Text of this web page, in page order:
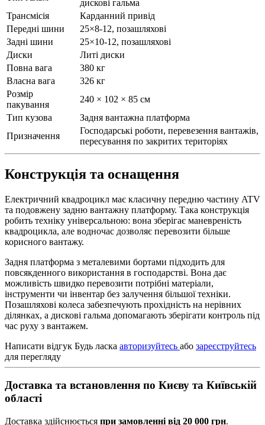
дискові гальма
Трансмісія
Карданний привід
Передні шини
25×8-12, позашляхові
Задні шини
25×10-12, позашляхові
Диски
Литі диски
Повна вага
380 кг
Власна вага
326 кг
Розмір
пакування
240 × 102 × 85 см
Тип кузова
Задня вантажна платформа
Призначення
Господарські роботи, перевезення вантажів,
пересування по закритих територіях
Конструкція та оснащення
Електричний квадроцикл має класичну передню частину ATV
та подовжену задню вантажну платформу. Така конструкція
робить техніку універсальною: вона зберігає маневреність
квадроцикла, але водночас дозволяє перевозити більше
корисного вантажу.
Задня платформа з металевими бортами підходить для
повсякденного використання в господарстві. Вона дає
можливість швидко перевозити потрібні матеріали,
інструменти чи інвентар без залучення більшої техніки.
Позашляхові колеса забезпечують прохідність на нерівних
ділянках, а дискові гальма допомагають зберігати контроль під
час руху з вантажем.
Написати відгук Будь ласка авторизуйтесь або зареєструйтесь
для перегляду
Доставка та встановлення по Києву та Київській
області
Доставка здійснюється при замовленні від 20 000 грн.